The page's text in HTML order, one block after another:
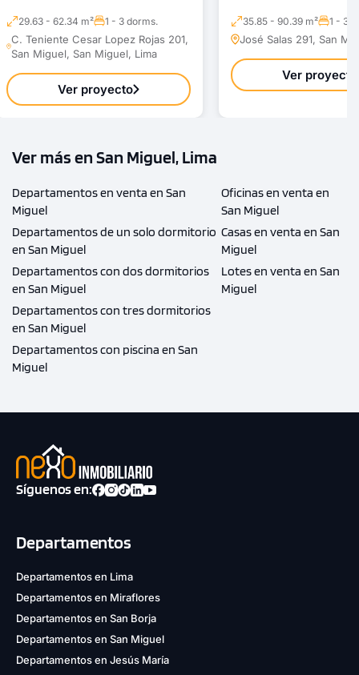
29.63 - 62.34 m² 1 - 3 dorms.
C. Teniente Cesar Lopez Rojas 201,
San Miguel, San Miguel, Lima
Ver proyecto
35.85 - 90.39 m² 1 - 3
José Salas 291, San
Ver proyecto
Ver más en San Miguel, Lima
Departamentos en venta en San
Miguel
Departamentos de un solo dormitorio
en San Miguel
Departamentos con dos dormitorios
en San Miguel
Departamentos con tres dormitorios
en San Miguel
Departamentos con piscina en San
Miguel
Oficinas en venta en
San Miguel
Casas en venta en San
Miguel
Lotes en venta en San
Miguel
Síguenos en:
Departamentos
Departamentos en Lima
Departamentos en Miraflores
Departamentos en San Borja
Departamentos en San Miguel
Departamentos en Jesús María